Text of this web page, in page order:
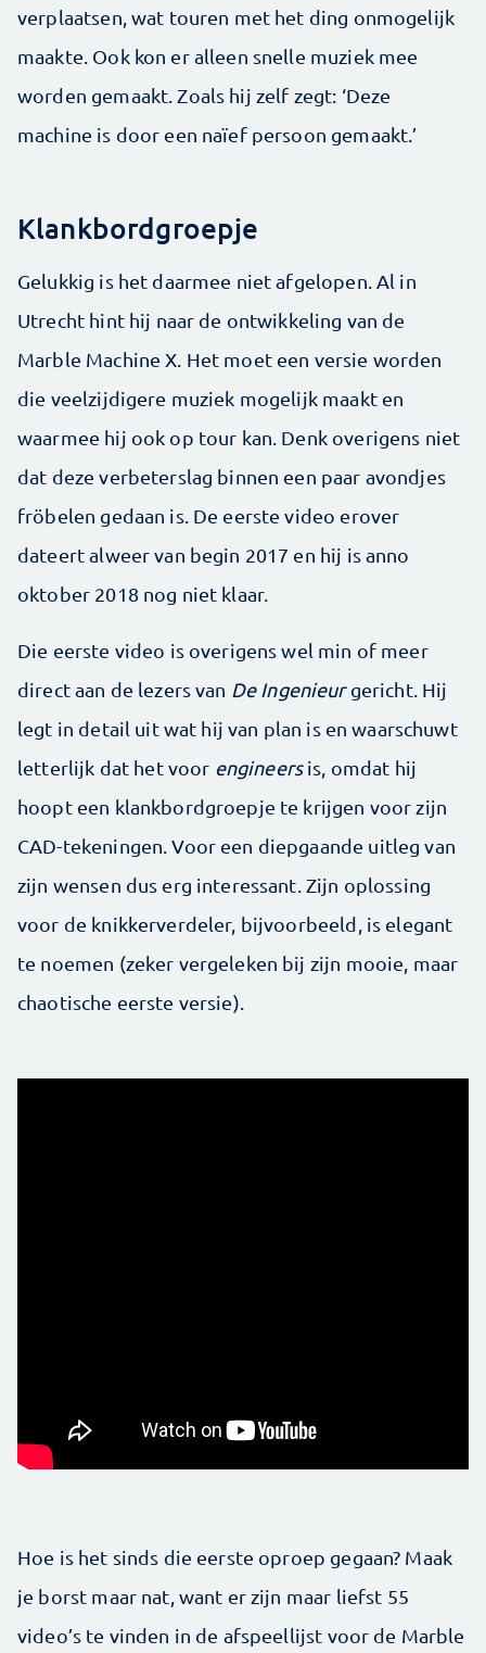
verplaatsen, wat touren met het ding onmogelijk
maakte. Ook kon er alleen snelle muziek mee
worden gemaakt. Zoals hij zelf zegt: ‘Deze
machine is door een naïef persoon gemaakt.’
Klankbordgroepje
Gelukkig is het daarmee niet afgelopen. Al in
Utrecht hint hij naar de ontwikkeling van de
Marble Machine X. Het moet een versie worden
die veelzijdigere muziek mogelijk maakt en
waarmee hij ook op tour kan. Denk overigens niet
dat deze verbeterslag binnen een paar avondjes
fröbelen gedaan is. De eerste video erover
dateert alweer van begin 2017 en hij is anno
oktober 2018 nog niet klaar.
Die eerste video is overigens wel min of meer
direct aan de lezers van De Ingenieurgericht. Hij
legt in detail uit wat hij van plan is en waarschuwt
letterlijk dat het voor engineersis, omdat hij
hoopt een klankbordgroepje te krijgen voor zijn
CAD-tekeningen. Voor een diepgaande uitleg van
zijn wensen dus erg interessant. Zijn oplossing
voor de knikkerverdeler, bijvoorbeeld, is elegant
te noemen (zeker vergeleken bij zijn mooie, maar
chaotische eerste versie).
Hoe is het sinds die eerste oproep gegaan? Maak
je borst maar nat, want er zijn maar liefst 55
video’s te vinden in de afspeellijst voor de Marble